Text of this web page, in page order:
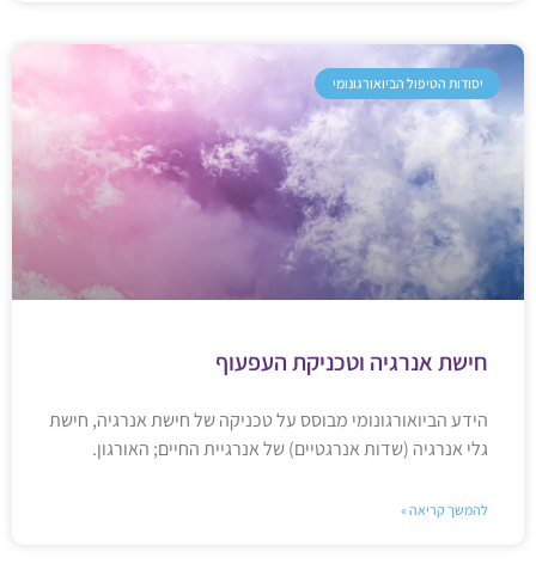
יסודות הטיפול הביואורגונומי
חישת אנרגיה וטכניקת העפעוף
הידע הביואורגונומי מבוסס על טכניקה של חישת אנרגיה, חישת
גלי אנרגיה (שדות אנרגטיים) של אנרגיית החיים; האורגון.
להמשך קריאה »